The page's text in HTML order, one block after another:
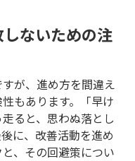
ないための注
が、進め方を間違え
もあります。「早け
ると、思わぬ落とし
に、改善活動を進め
、その回避策につい